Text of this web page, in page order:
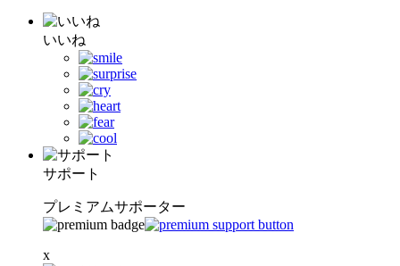
いいね
サポート
プレミアムサポーター
x